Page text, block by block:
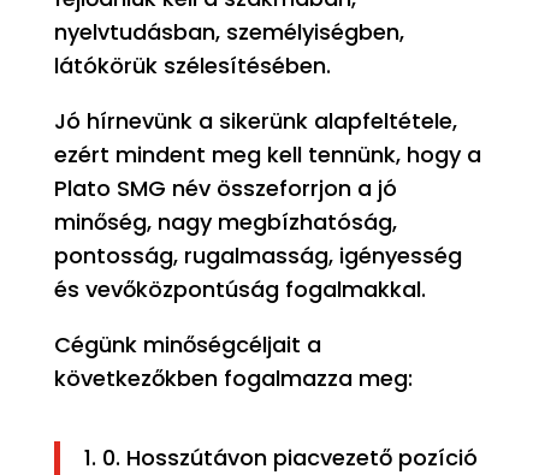
nyelvtudásban, személyiségben,
látókörük szélesítésében.
Jó hírnevünk a sikerünk alapfeltétele,
ezért mindent meg kell tennünk, hogy a
Plato SMG név összeforrjon a jó
minőség, nagy megbízhatóság,
pontosság, rugalmasság, igényesség
és vevőközpontúság fogalmakkal.
Cégünk minőségcéljait a
következőkben fogalmazza meg:
1. 0. Hosszútávon piacvezető pozíció